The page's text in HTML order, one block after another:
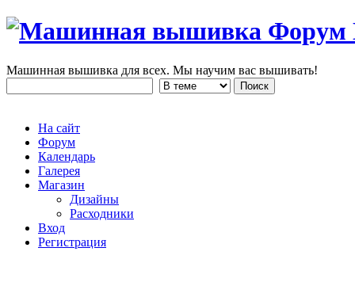
Машинная вышивка для всех. Мы научим вас вышивать!
На сайт
Форум
Календарь
Галерея
Магазин
Дизайны
Расходники
Вход
Регистрация